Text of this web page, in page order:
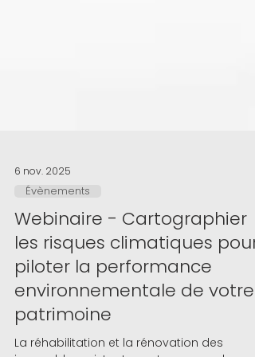
Évènements
Webinaire - Cartographier
les risques climatiques pour
piloter la performance
environnementale de votre
patrimoine